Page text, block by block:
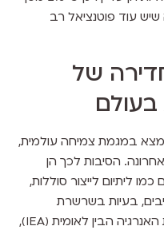
עוד פוטנציאל רב
של
במגמת צמיחה עולמית,
הסיבות לכך הן
ליתיום לייצור סוללות,
בעיות בשרשרת
האספקה ועוד. לפי דוח של סוכנות האנרגיה הבין לאומית (IEA),